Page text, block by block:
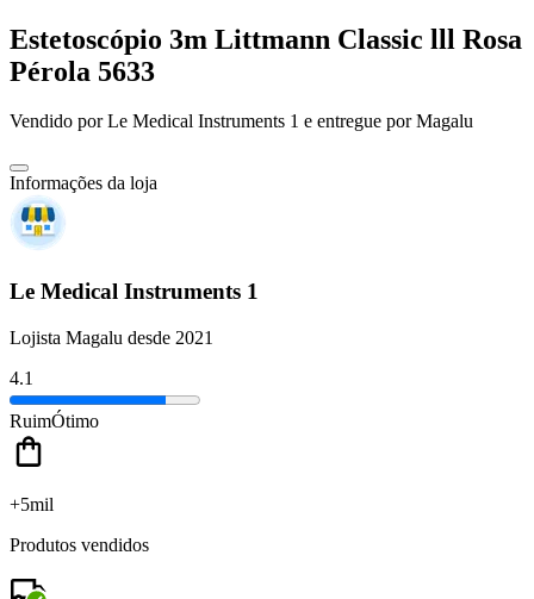
Estetoscópio 3m Littmann Classic lll Rosa
Pérola 5633
Vendido porLe Medical Instruments 1 e entregue por Magalu
Informações da loja
Le Medical Instruments 1
Lojista Magalu desde 2021
4.1
RuimÓtimo
+5mil
Produtos vendidos